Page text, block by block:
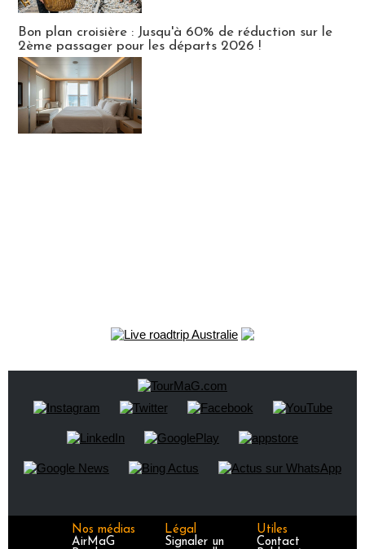
Bon plan croisière : Jusqu'à 60% de réduction sur le
2ème passager pour les départs 2026 !
Nos médias
AirMaG
Légal
Signaler un
Utiles
Contact